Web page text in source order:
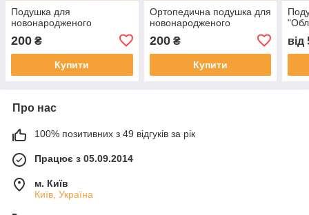
Подушка для
новонародженого
200 ₴
Купити
Ортопедична подушка для
новонародженого
200₴
Купити
від
Про нас
100% позитивних з 49 відгуків за рік
Працює з 05.09.2014
м. Київ
Київ, Україна